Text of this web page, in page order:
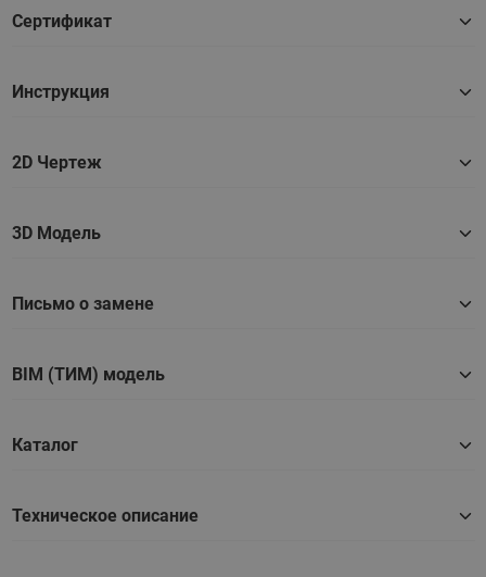
Сертификат
Инструкция
2D Чертеж
3D Модель
Письмо о замене
BIM (ТИМ) модель
Каталог
Техническое описание